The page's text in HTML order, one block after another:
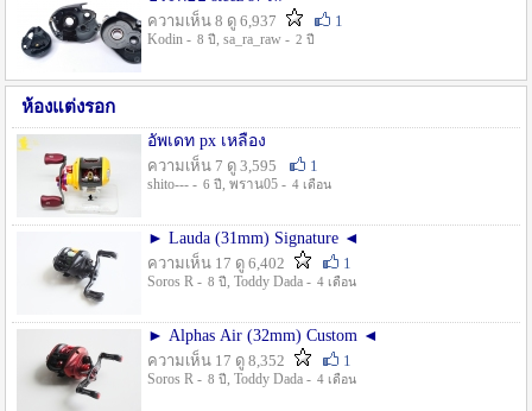
ความเห็น 8 ดู 6,937
1
Kodin - 8 ปี , sa_ra_raw - 2 ปี
ห้องแต่งรอก
อัพเดท px เหลือง
ความเห็น 7 ดู 3,595
1
shito--- - 6 ปี , พราน05 - 4 เดือน
► Lauda (31mm) Signature ◄
ความเห็น 17 ดู 6,402
1
Soros R - 8 ปี , Toddy Dada - 4 เดือน
► Alphas Air (32mm) Custom ◄
ความเห็น 17 ดู 8,352
1
Soros R - 8 ปี , Toddy Dada - 4 เดือน